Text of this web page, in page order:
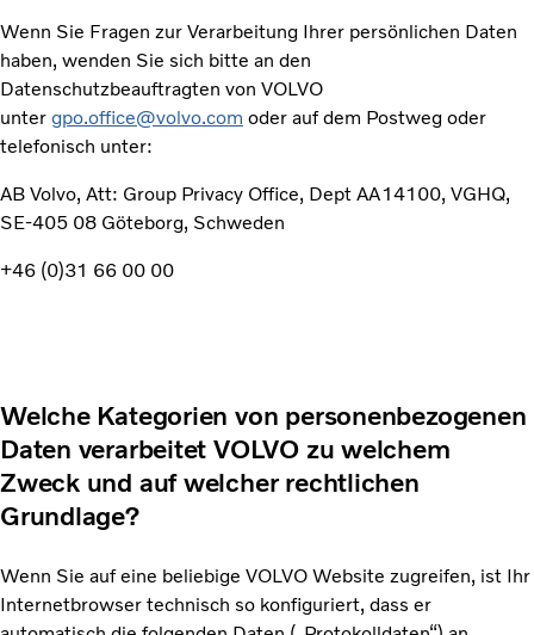
Wenn Sie Fragen zur Verarbeitung Ihrer persönlichen Daten
haben, wenden Sie sich bitte an den
Datenschutzbeauftragten von VOLVO
unter gpo.office@volvo.com oder auf dem Postweg oder
telefonisch unter:
AB Volvo, Att: Group Privacy Office, Dept AA14100, VGHQ,
SE-405 08 Göteborg, Schweden
+46 (0)31 66 00 00
Welche Kategorien von personenbezogenen
Daten verarbeitet VOLVO zu welchem
Zweck und auf welcher rechtlichen
Grundlage?
Wenn Sie auf eine beliebige VOLVO Website zugreifen, ist Ihr
Internetbrowser technisch so konfiguriert, dass er